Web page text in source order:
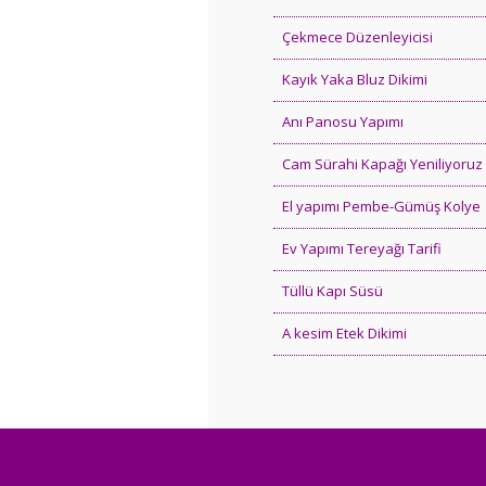
Çekmece Düzenleyicisi
Kayık Yaka Bluz Dikimi
Anı Panosu Yapımı
Cam Sürahi Kapağı Yeniliyoruz
El yapımı Pembe-Gümüş Kolye
Ev Yapımı Tereyağı Tarifi
Tüllü Kapı Süsü
A kesim Etek Dikimi